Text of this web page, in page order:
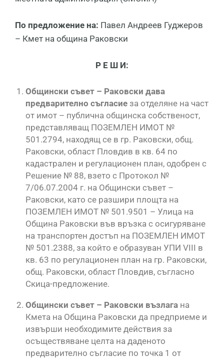
По предложение на: Павел Андреев Гуджеров
– Кмет на община Раковски
Р Е Ш И:
Общински съвет – Раковски дава
предварително съгласие за отделяне на част
от имот – публична общинска собственост,
представляващ ПОЗЕМЛЕН ИМОТ №
501.2794, находящ се в гр. Раковски, общ.
Раковски, област Пловдив в кв. 64 по
кадастрален и регулационен план, одобрен с
Решение № 88, взето с Протокол №
7/06.07.2004 г. на Общински съвет –
Раковски, като се разшири площта на
ПОЗЕМЛЕН ИМОТ № 501.9501 – Улица на
Община Раковски във връзка с осигуряване
на транспортен достъп на ПОЗЕМЛЕН ИМОТ
№ 501.2388, за който е образуван УПИ VIII в
кв. 63 по регулационен план на гр. Раковски,
общ. Раковски, област Пловдив, съгласно
Скица-предложение.
Общински съвет – Раковски възлага на
Кмета на Община Раковски да предприеме и
извърши необходимите действия за
осъществяване целта на даденото
предварително съгласие по точка 1 от